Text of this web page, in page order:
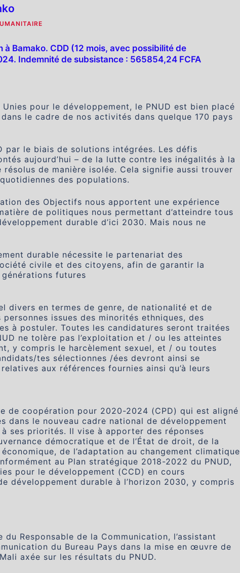
Bamako. CDD (12 mois, avec possibilité de
Indemnité de subsistance : 565854,24 FCFA
pour le développement, le PNUD est bien placé
le cadre de nos activités dans quelque 170 pays
par le biais de solutions intégrées. Les défis
aujourd’hui – de la lutte contre les inégalités à la
de manière isolée. Cela signifie aussi trouver
des populations.
des Objectifs nous apportent une expérience
de politiques nous permettant d’atteindre tous
durable d’ici 2030. Mais nous ne
durable nécessite le partenariat des
civile et des citoyens, afin de garantir la
futures
divers en termes de genre, de nationalité et de
issues des minorités ethniques, des
à postuler. Toutes les candidatures seront traitées
ne tolère pas l’exploitation et / ou les atteintes
y compris le harcèlement sexuel, et / ou toutes
tes sélectionnes /ées devront ainsi se
aux références fournies ainsi qu’à leurs
de coopération pour 2020-2024 (CPD) qui est aligné
dans le nouveau cadre national de développement
ses priorités. Il vise à apporter des réponses
démocratique et de l’État de droit, de la
de l’adaptation au changement climatique
au Plan stratégique 2018-2022 du PNUD,
pour le développement (CCD) en cours
développement durable à l’horizon 2030, y compris
Responsable de la Communication, l’assistant
du Bureau Pays dans la mise en œuvre de
axée sur les résultats du PNUD.